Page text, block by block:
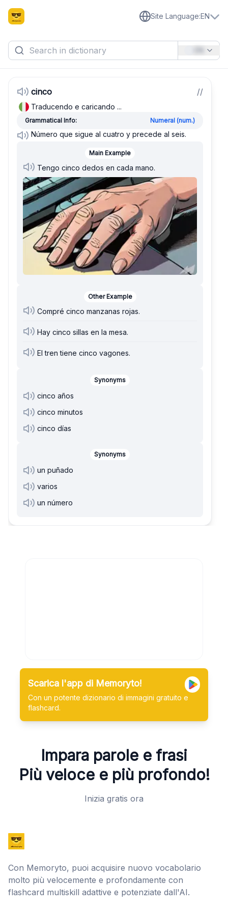
Site Language:EN
cinco //
Traducendo e caricando ...
Grammatical Info: Numeral (num.)
Número que sigue al cuatro y precede al seis.
Main Example
Tengo cinco dedos en cada mano.
Other Example
Compré cinco manzanas rojas.
Hay cinco sillas en la mesa.
El tren tiene cinco vagones.
Synonyms
cinco años
cinco minutos
cinco días
Synonyms
un puñado
varios
un número
Scarica l'app di Memoryto!
Con un potente dizionario di immagini gratuito e
flashcard.
Impara parole e frasi
Più veloce e più profondo!
Inizia gratis ora
Con Memoryto, puoi acquisire nuovo vocabolario
molto più velocemente e profondamente con
flashcard multiskill adattive e potenziate dall'AI.